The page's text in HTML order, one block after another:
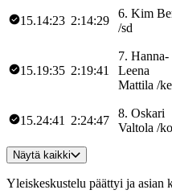
15.14:23 2:14:29
6. Kim
/sd
15.19:35 2:19:41
7. Hanna-
Leena
Mattila /
15.24:41 2:24:47
8. Oskari
Valtola /
Näytä kaikki
Yleiskeskustelu päättyi ja asian